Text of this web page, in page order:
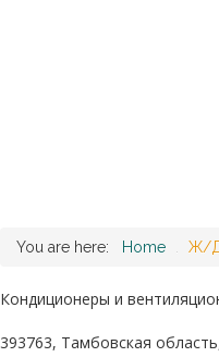
You are here: Home . Ж/Д
Кондиционеры и
393763, Тамбовская